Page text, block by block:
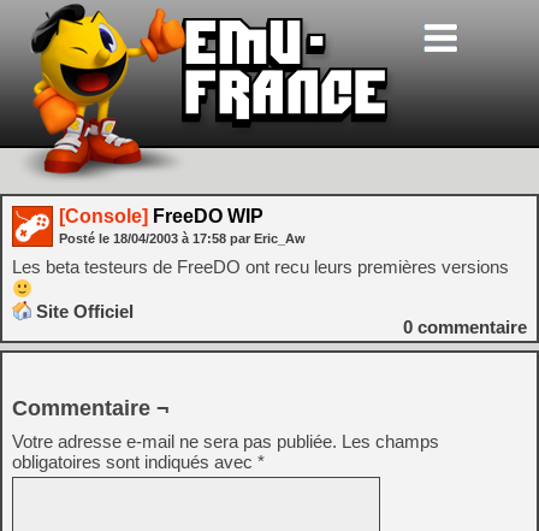
[Console] FreeDO WIP
Posté le 18/04/2003 à 17:58 par Eric_Aw
Les beta testeurs de FreeDO ont recu leurs premières versions
Site Officiel
0 commentaire
Commentaire ¬
Votre adresse e-mail ne sera pas publiée. Les champs
obligatoires sont indiqués avec *